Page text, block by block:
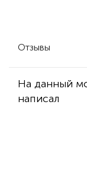
Отзывы
На данный
написал